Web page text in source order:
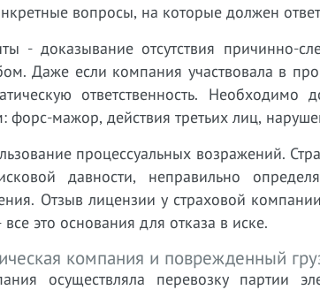
вопросы, на которые должен
- доказывание отсутствия причинно-
Даже если компания участвовала в
ответственность.
форс-мажор, действия третьих лиц,
процессуальных возражений.
давности, неправильно
Отзыв лицензии у страховой
это основания для отказа в иске.
компания и поврежденный
осуществляла перевозку партии